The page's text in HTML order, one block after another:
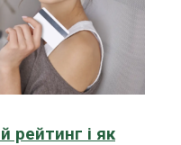
рейтинг і як